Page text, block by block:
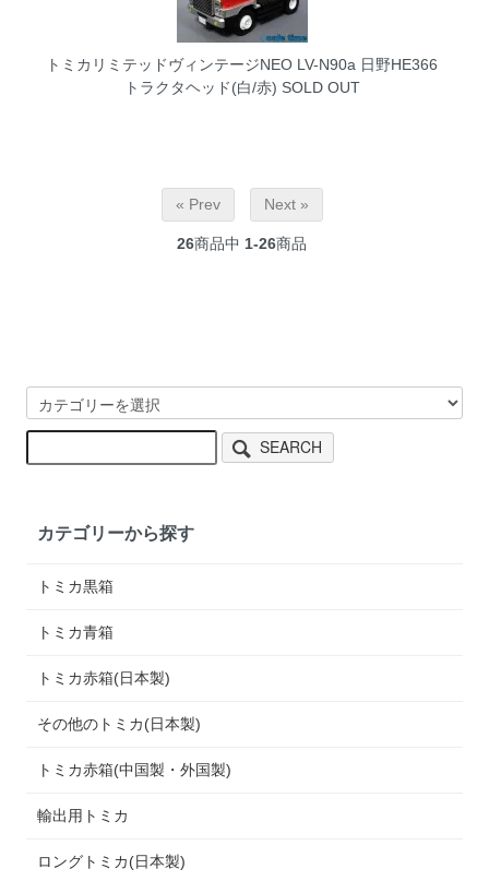
トミカリミテッドヴィンテージNEO LV-N90a 日野HE366
トラクタヘッド(白/赤) SOLD OUT
« Prev Next »
26商品中 1-26商品
SEARCH
カテゴリーから探す
トミカ黒箱
トミカ青箱
トミカ赤箱(日本製)
その他のトミカ(日本製)
トミカ赤箱(中国製・外国製)
輸出用トミカ
ロングトミカ(日本製)